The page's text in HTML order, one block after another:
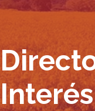
Interés